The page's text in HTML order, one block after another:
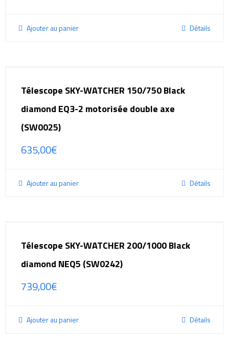
Ajouter au panier Détails
Télescope SKY-WATCHER 150/750 Black
diamond EQ3-2 motorisée double axe
(SW0025)
635,00€
Ajouter au panier Détails
Télescope SKY-WATCHER 200/1000 Black
diamond NEQ5 (SW0242)
739,00€
Ajouter au panier Détails